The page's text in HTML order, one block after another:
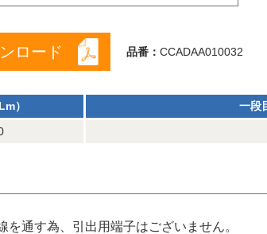
ロード 品番： CCADAA010032
） 一段
を通す為、引出用端子はございません。